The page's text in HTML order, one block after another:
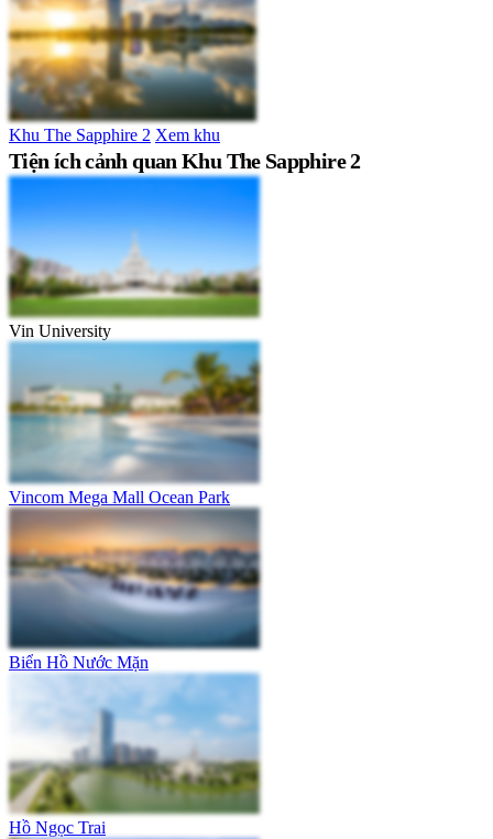
Khu The Sapphire 2 Xem khu
Tiện ích cảnh quan Khu The Sapphire 2
Vin University
Vincom Mega Mall Ocean Park
Biển Hồ Nước Mặn
Hồ Ngọc Trai